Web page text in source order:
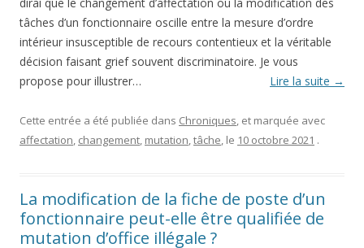
tâches d’un fonctionnaire oscille entre la mesure d’ordre
intérieur insusceptible de recours contentieux et la véritable
décision faisant grief souvent discriminatoire. Je vous
propose pour illustrer…
Lire la suite →
Cette entrée a été publiée dans Chroniques , et marquée avec
affectation changement mutation tâche , le 10 octobre 2021 .
La modification de la fiche de poste d’un
fonctionnaire peut-elle être qualifiée de
mutation d’office illégale ?